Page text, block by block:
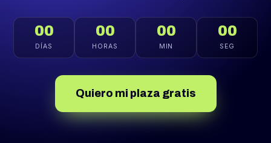
00
DÍAS
00
HORAS
00
MIN
00
SEG
Quiero mi plaza gratis